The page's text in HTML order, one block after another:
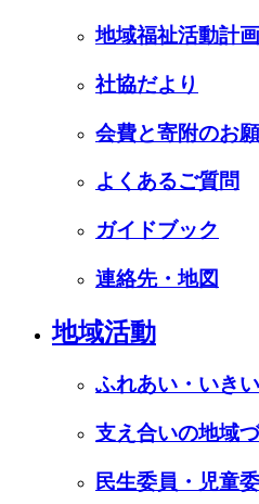
地域福祉活動計画
社協だより
会費と寄附のお
よくあるご質問
ガイドブック
連絡先・地図
地域活動
ふれあい・いき
支え合いの地域
民生委員・児童